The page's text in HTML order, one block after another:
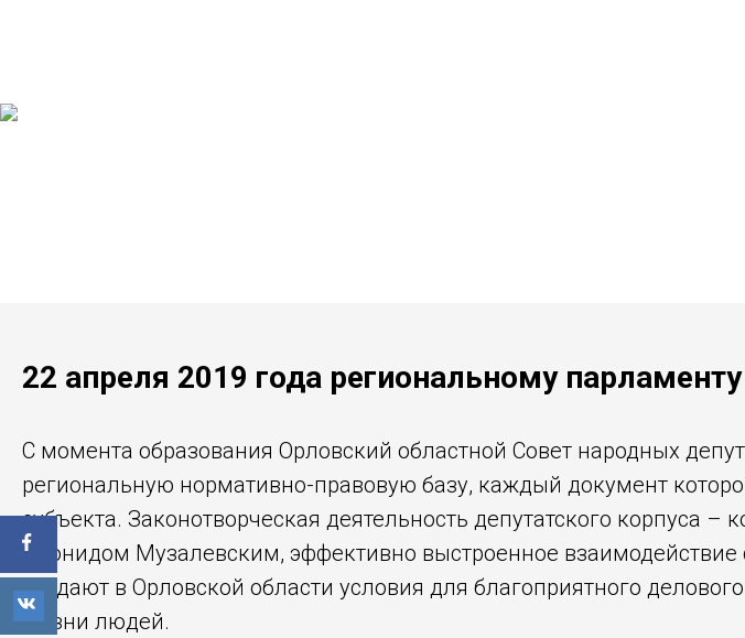
22 апреля 2019 года региональному
С момента образования Орловский областной Совет народных
региональную нормативно-правовую базу, каждый документ
субъекта. Законотворческая деятельность депутатского корпуса
Леонидом Музалевским, эффективно выстроенное взаимодействие
создают в Орловской области условия для благоприятного
жизни людей.